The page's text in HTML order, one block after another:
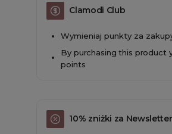
Clamodi Club
Wymieniaj punkty za
By purchasing this product
points
10% zniżki za Newsletter